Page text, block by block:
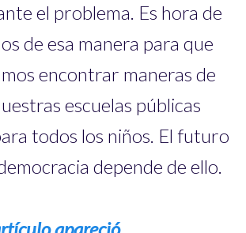
el problema. Es hora de
de esa manera para que
encontrar maneras de
escuelas públicas
todos los niños. El futuro
depende de ello.